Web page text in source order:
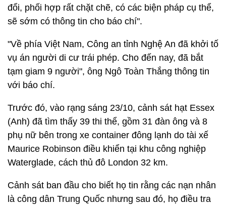
đổi, phối hợp rất chặt chẽ, có các biện pháp cụ thể,
sẽ sớm có thông tin cho báo chí".
"Về phía Việt Nam, Công an tỉnh Nghệ An đã khởi tố
vụ án người di cư trái phép. Cho đến nay, đã bắt
tạm giam 9 người", ông Ngô Toàn Thắng thông tin
với báo chí.
Trước đó, vào rạng sáng 23/10, cảnh sát hạt Essex
(Anh) đã tìm thấy 39 thi thể, gồm 31 đàn ông và 8
phụ nữ bên trong xe container đông lạnh do tài xế
Maurice Robinson điều khiển tại khu công nghiệp
Waterglade, cách thủ đô London 32 km.
Cảnh sát ban đầu cho biết họ tin rằng các nạn nhân
là công dân Trung Quốc nhưng sau đó, họ điều tra